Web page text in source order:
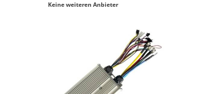
Keine weiteren Anbieter